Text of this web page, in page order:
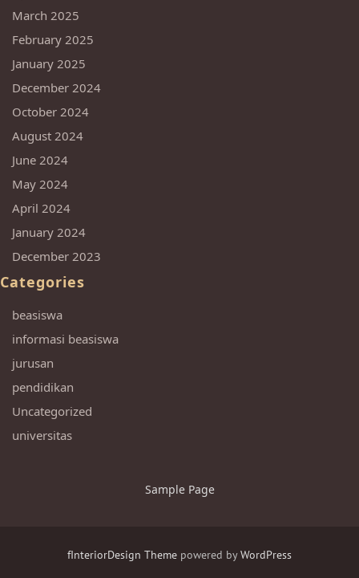
March 2025
February 2025
January 2025
December 2024
October 2024
August 2024
June 2024
May 2024
April 2024
January 2024
December 2023
Categories
beasiswa
informasi beasiswa
jurusan
pendidikan
Uncategorized
universitas
Sample Page
fInteriorDesign Theme powered byWordPress